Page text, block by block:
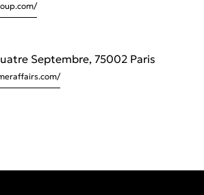
Septembre, 75002 Paris